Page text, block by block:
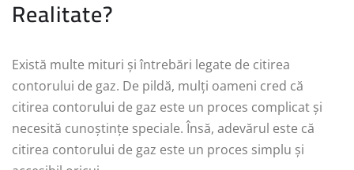
Realitate?
Există multe mituri și întrebări legate de citirea
contorului de gaz. De pildă, mulți oameni cred că
citirea contorului de gaz este un proces complicat și
necesită cunoștințe speciale. Însă, adevărul este că
citirea contorului de gaz este un proces simplu și